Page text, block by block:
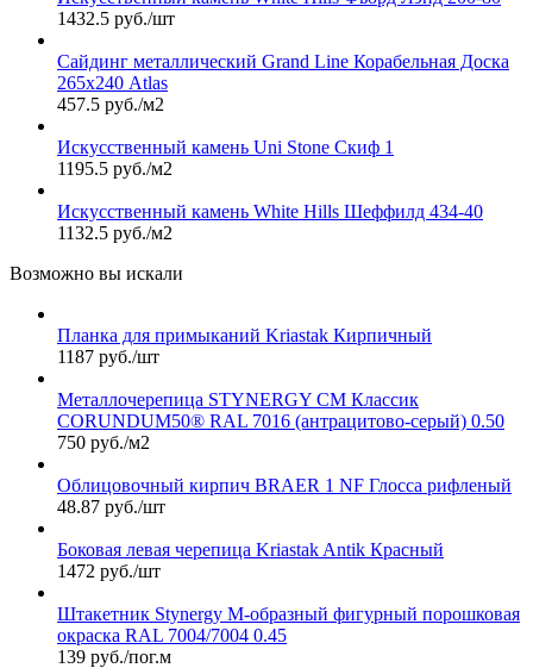
1432.5 руб./шт
Сайдинг металлический Grand Line Корабельная Доска
265х240 Atlas
457.5 руб./м2
Искусственный камень Uni Stone Скиф 1
1195.5 руб./м2
Искусственный камень White Hills Шеффилд 434-40
1132.5 руб./м2
Возможно вы искали
Планка для примыканий Kriastak Кирпичный
1187 руб./шт
Металлочерепица STYNERGY СМ Классик
CORUNDUM50® RAL 7016 (антрацитово-серый) 0.50
750 руб./м2
Облицовочный кирпич BRAER 1 NF Глосса рифленый
48.87 руб./шт
Боковая левая черепица Kriastak Antik Красный
1472 руб./шт
Штакетник Stynergy М-образный фигурный порошковая
окраска RAL 7004/7004 0.45
139 руб./пог.м